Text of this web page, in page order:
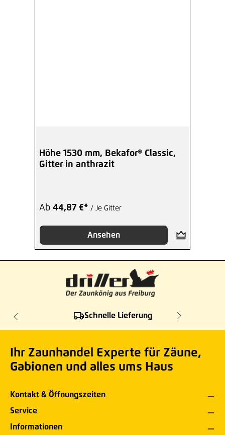
Höhe 1530 mm, Bekafor® Classic,
Gitter in anthrazit
Ab 44,87 €* / Je Gitter
Ansehen
Schnelle Lieferung
Ihr Zaunhandel Experte für Zäune,
Gabionen und alles ums Haus
Kontakt & Öffnungszeiten
Service
Informationen